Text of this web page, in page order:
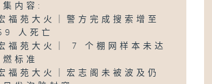
集内容:
福苑大火｜警方完成搜索增至
人死亡
福苑大火｜ 7 个棚网样本未达
燃标准
福苑大火｜宏志阁未被波及仍